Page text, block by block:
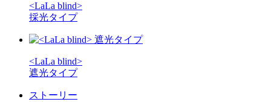
<LaLa blind>
採光タイプ
<LaLa blind>
遮光タイプ
ストーリー